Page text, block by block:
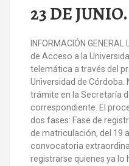
23 DE JUNIO.
INFORMACIÓN
de Acceso a la
telemática a través del
Universidad de Córdoba.
trámite en la Secretaría
correspondiente. El
dos fases: Fase de
de matriculación, del 19
convocatoria
registrarse quienes ya lo